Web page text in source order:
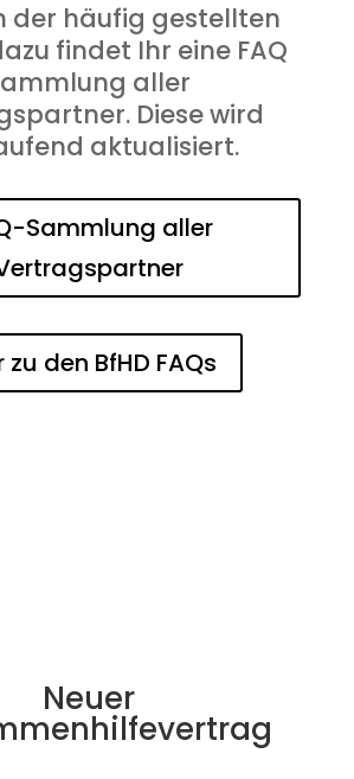
der häufig gestellten
findet Ihr eine FAQ
aller
Diese wird
aktualisiert.
Sammlung aller
zu den BfHD FAQs
Neuer